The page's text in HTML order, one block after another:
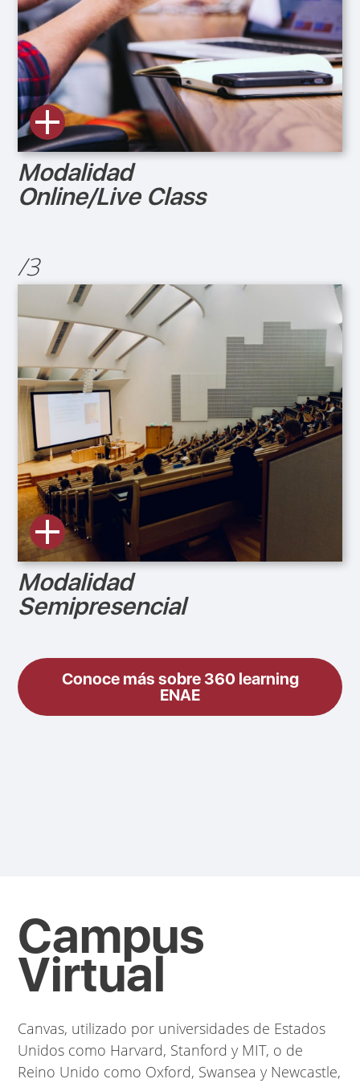
Modalidad
Online/Live Class
/3
Modalidad
Semipresencial
Conoce más sobre 360 learning
ENAE
Campus
Virtual
Canvas, utilizado por universidades de Estados
Unidos como Harvard, Stanford y MIT, o de
Reino Unido como Oxford, Swansea y Newcastle,